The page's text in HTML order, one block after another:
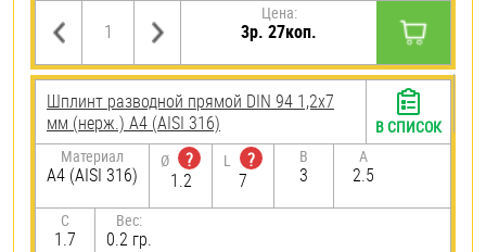
Цена:
3р. 27коп.
Шплинт разводной прямой DIN 94 1,2х7
мм (нерж.) A4 (AISI 316)
Материал
A4 (AISI 316)
Ø
?
1.2
L
?
7
B
3
A
2.5
C
1.7
Вес:
0.2 гр.
В СПИСОК